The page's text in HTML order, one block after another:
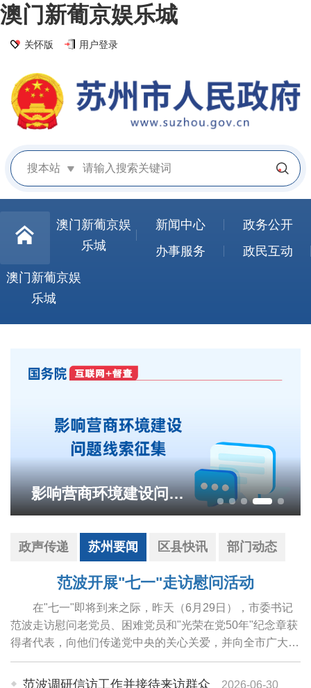
澳门新葡京娱乐城
关怀版 用户登录
搜本站
澳门新葡京娱
乐城
新闻中心
政务公开
办事服务
政民互动
澳门新葡京娱
乐城
影响营商环境建设问题线索征集
政声传递 苏州要闻 区县快讯 部门动态
范波开展"七一"走访慰问活动
在"七一"即将到来之际，昨天（6月29日），市委书记
范波走访慰问老党员、困难党员和"光荣在党50年"纪念章获
得者代表，向他们传递党中央的关心关爱，并向全市广大党
员和党务工作者致以诚挚问候。老党员李珍英1945年参加
革命工作，期颐之年仍关心苏州各项事业...
范波调研信访工作并接待来访群众 2026-06-30